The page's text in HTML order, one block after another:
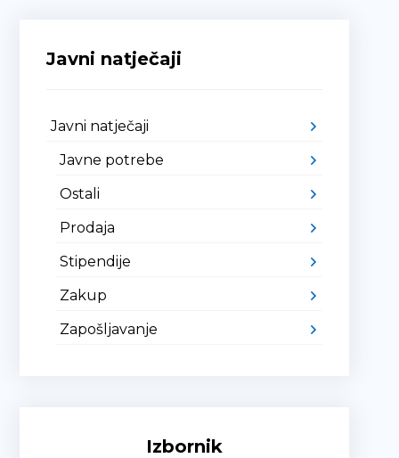
Javni natječaji
Javni natječaji
Javne potrebe
Ostali
Prodaja
Stipendije
Zakup
Zapošljavanje
Izbornik